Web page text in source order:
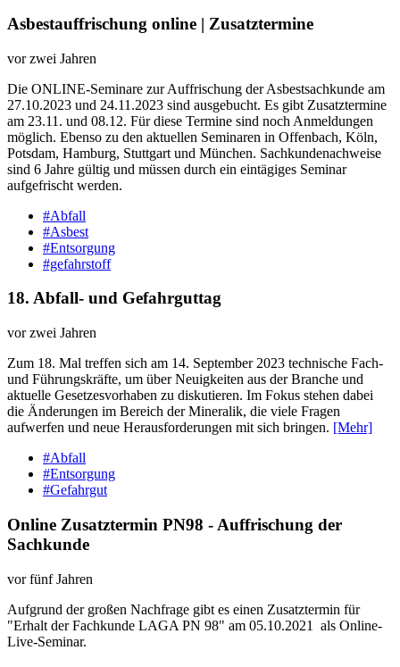
Asbestauffrischung online | Zusatztermine
vor zwei Jahren
Die ONLINE-Seminare zur Auffrischung der Asbestsachkunde am
27.10.2023 und 24.11.2023 sind ausgebucht. Es gibt Zusatztermine
am 23.11. und 08.12. Für diese Termine sind noch Anmeldungen
möglich. Ebenso zu den aktuellen Seminaren in Offenbach, Köln,
Potsdam, Hamburg, Stuttgart und München. Sachkundenachweise
sind 6 Jahre gültig und müssen durch ein eintägiges Seminar
aufgefrischt werden.
#Abfall
#Asbest
#Entsorgung
#gefahrstoff
18. Abfall-​ und Gefahrguttag
vor zwei Jahren
Zum 18. Mal treffen sich am 14. September 2023 technische Fach-
und Führungskräfte, um über Neuigkeiten aus der Branche und
aktuelle Gesetzesvorhaben zu diskutieren. Im Fokus stehen dabei
die Änderungen im Bereich der Mineralik, die viele Fragen
aufwerfen und neue Herausforderungen mit sich bringen. [Mehr]
#Abfall
#Entsorgung
#Gefahrgut
Online Zusatztermin PN98 - Auffrischung der
Sachkunde
vor fünf Jahren
Aufgrund der großen Nachfrage gibt es einen Zusatztermin für
"Erhalt der Fachkunde LAGA PN 98" am 05.10.2021 als Online-
Live-Seminar.